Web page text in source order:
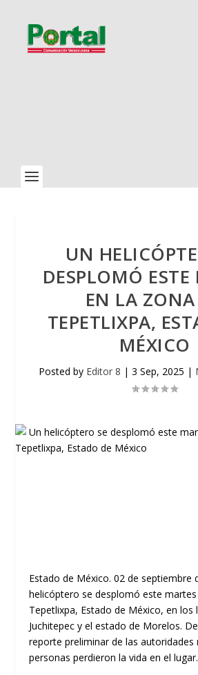
UN
DESPLOMÓ ESTE
EN LA
TEPETLIXPA,
MÉXICO
Posted by Editor 8 | 3 Sep, 2025 |
Estado de México. 02 de septiembre
helicóptero se desplomó este
Tepetlixpa, Estado de México, en los
Juchitepec y el estado de Morelos.
reporte preliminar de las autoridades
personas perdieron la vida en el lugar.